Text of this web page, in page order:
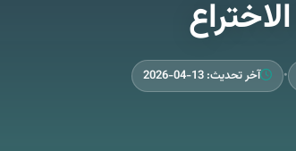
• آخر تحديث: 13-04-2026